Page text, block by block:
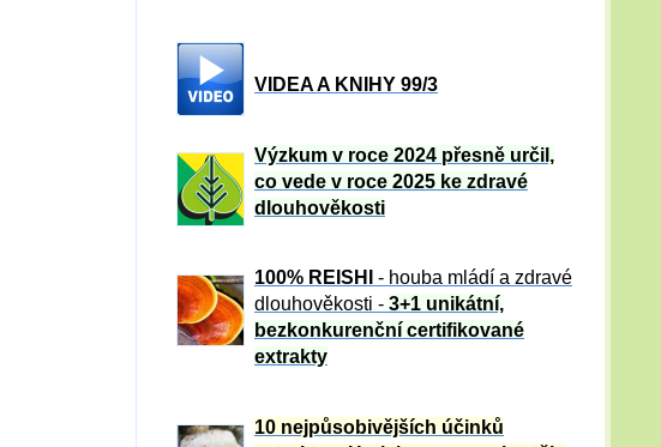
VIDEA A KNIHY 99/3
Výzkum v roce 2024 přesně určil,
co vede v roce 2025 ke zdravé
dlouhověkosti
100% REISHI
- houba mládí a zdravé
dlouhověkosti - 3+1 unikátní,
bezkonkurenční certifikované
extrakty
10 nejpůsobivějších účinků